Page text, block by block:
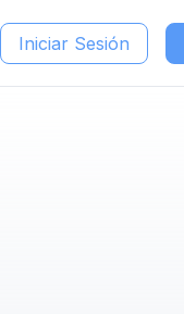
Iniciar Sesión